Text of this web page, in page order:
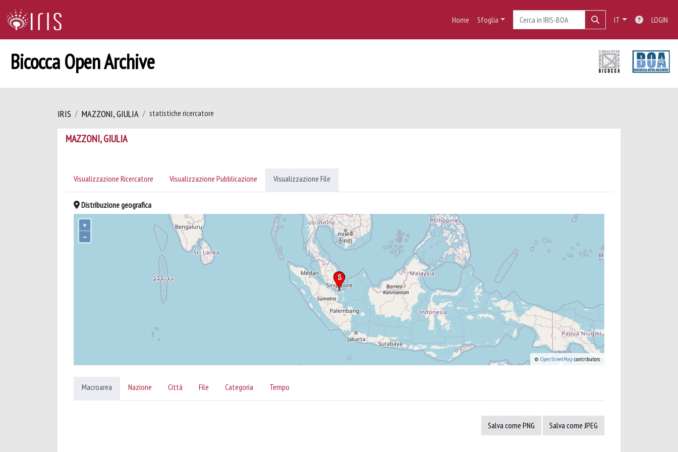
Home Sfoglia IT LOGIN
Bicocca Open Archive
IRIS MAZZONI, GIULIA statistiche ricercatore
MAZZONI, GIULIA
Visualizzazione Ricercatore Visualizzazione Pubblicazione Visualizzazione File
Distribuzione geografica
+
–
© OpenStreetMap contributors.
Macroarea Nazione Città File Categoria Tempo
Salva come PNG Salva come JPEG